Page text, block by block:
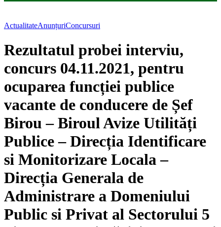
ActualitateAnunțuriConcursuri
Rezultatul probei interviu,
concurs 04.11.2021, pentru
ocuparea funcției publice
vacante de conducere de Șef
Birou – Biroul Avize Utilități
Publice – Direcția Identificare
si Monitorizare Locala –
Direcția Generala de
Administrare a Domeniului
Public si Privat al Sectorului 5